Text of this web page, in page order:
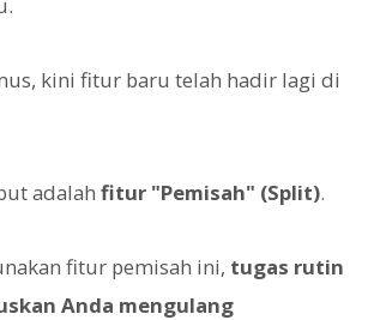
kini fitur baru telah hadir lagi di
adalah fitur "Pemisah" (Split).
fitur pemisah ini, tugas rutin
Anda mengulang